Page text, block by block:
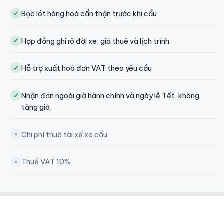
✓ Bọc lót hàng hoá cẩn thận trước khi cẩu
✓ Hợp đồng ghi rõ đời xe, giá thuê và lịch trình
✓ Hỗ trợ xuất hoá đơn VAT theo yêu cầu
✓ Nhận đơn ngoài giờ hành chính và ngày lễ Tết, không
tăng giá
× Chi phí thuê tài xế xe cẩu
× Thuế VAT 10%